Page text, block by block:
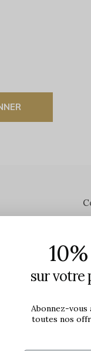
sur votre
Abonnez-
toutes nos